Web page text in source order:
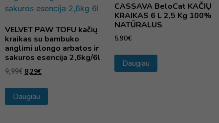
VELVET PAW TOFU kačių
kraikas su bambuko
anglimi ulongo arbatos ir
sakuros esencija 2,6kg/6l
9,99€ 8,29€
Daugiau
CASSAVA BeloCat KAČIŲ
KRAIKAS 6 L 2,5 Kg 100%
NATŪRALUS
5,90€
Daugiau